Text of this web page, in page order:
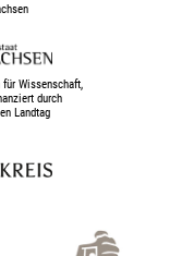
Wissenschaft,
durch
Landtag